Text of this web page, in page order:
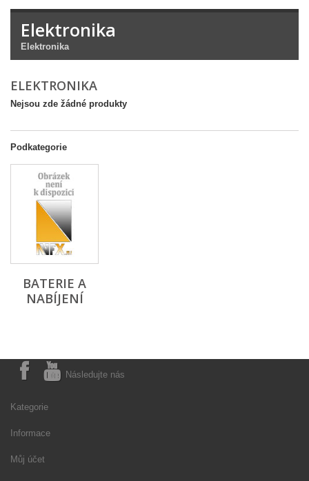
Elektronika
Elektronika
ELEKTRONIKA
Nejsou zde žádné produkty
Podkategorie
BATERIE A
NABÍJENÍ
Následujte nás
Kategorie
Informace
Můj účet